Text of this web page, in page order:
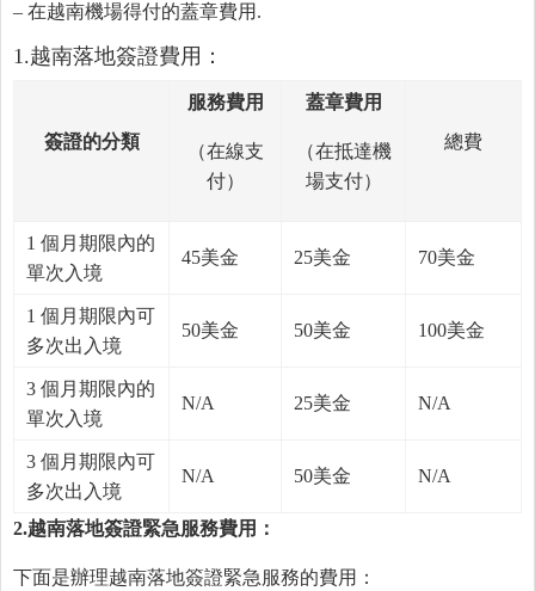
– 在越南機場得付的蓋章費用.
1.越南落地簽證費用：
簽證的分類
服務費用
（在線支
付）
蓋章費用
（在抵達機
場支付）
總費
1 個月期限內的
單次入境
45美金 25美金 70美金
1 個月期限內可
多次出入境
50美金 50美金 100美金
3 個月期限內的
單次入境
N/A 25美金 N/A
3 個月期限內可
多次出入境
N/A 50美金 N/A
2.越南落地簽證緊急服務費用：
下面是辦理越南落地簽證緊急服務的費用：